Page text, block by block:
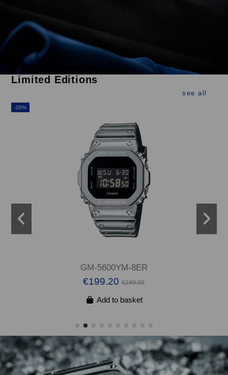
Limited Editions
see all
-20%
GM-5600YM-8ER
€199.20€249.00
Add to basket